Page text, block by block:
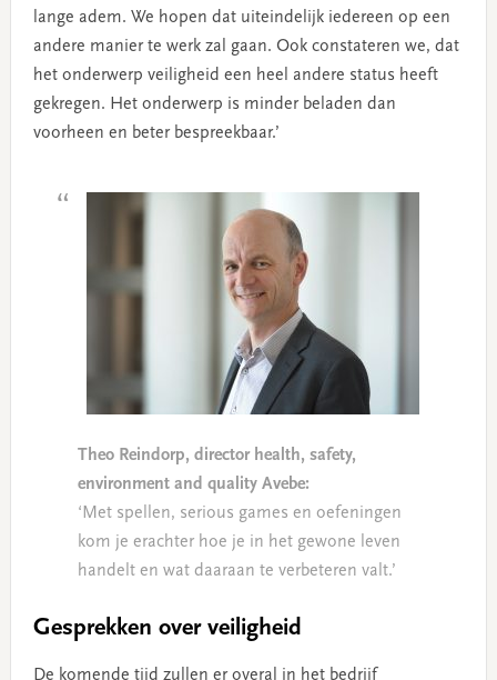
lange adem. We hopen dat uiteindelijk iedereen op een
andere manier te werk zal gaan. Ook constateren we, dat
het onderwerp veiligheid een heel andere status heeft
gekregen. Het onderwerp is minder beladen dan
voorheen en beter bespreekbaar.’
Theo Reindorp, director health, safety,
environment and quality Avebe:
‘Met spellen, serious games en oefeningen
kom je erachter hoe je in het gewone leven
handelt en wat daaraan te verbeteren valt.’
Gesprekken over veiligheid
De komende tijd zullen er overal in het bedrijf